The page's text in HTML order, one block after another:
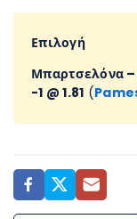
Επιλογή
Μπαρτσελόνα
-1 @ 1.81 (